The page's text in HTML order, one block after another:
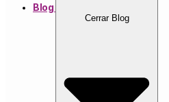
Blog
Cerrar Blog